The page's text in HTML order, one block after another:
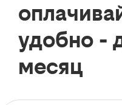
удобно -
месяц